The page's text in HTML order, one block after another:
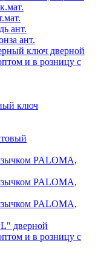
ключ